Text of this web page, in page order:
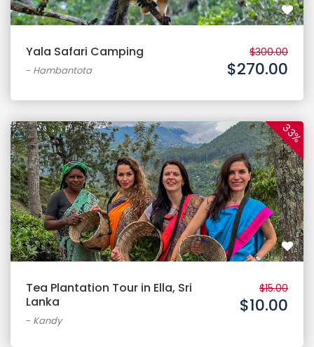
Yala Safari Camping
- Hambantota
$300.00
$270.00
33%
Tea Plantation Tour in Ella, Sri
Lanka
- Kandy
$15.00
$10.00